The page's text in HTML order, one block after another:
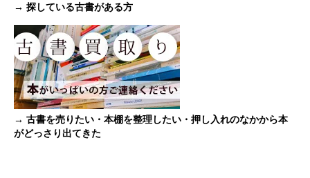
→ 探している古書がある方
→ 古書を売りたい・本棚を整理したい・押し入れのなかから本
がどっさり出てきた